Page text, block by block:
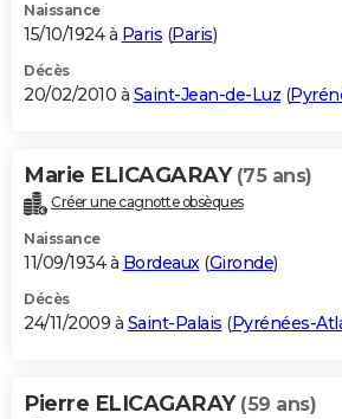
Naissance
15/10/1924 à Paris (Paris)
Décès
20/02/2010 à Saint-Jean-de-Luz (
Marie ELICAGARAY (75 ans)
Créer une cagnotte obsèques
Naissance
11/09/1934 à Bordeaux(Gironde)
Décès
24/11/2009 à Saint-Palais (Pyrénées-
Pierre ELICAGARAY (59 ans)